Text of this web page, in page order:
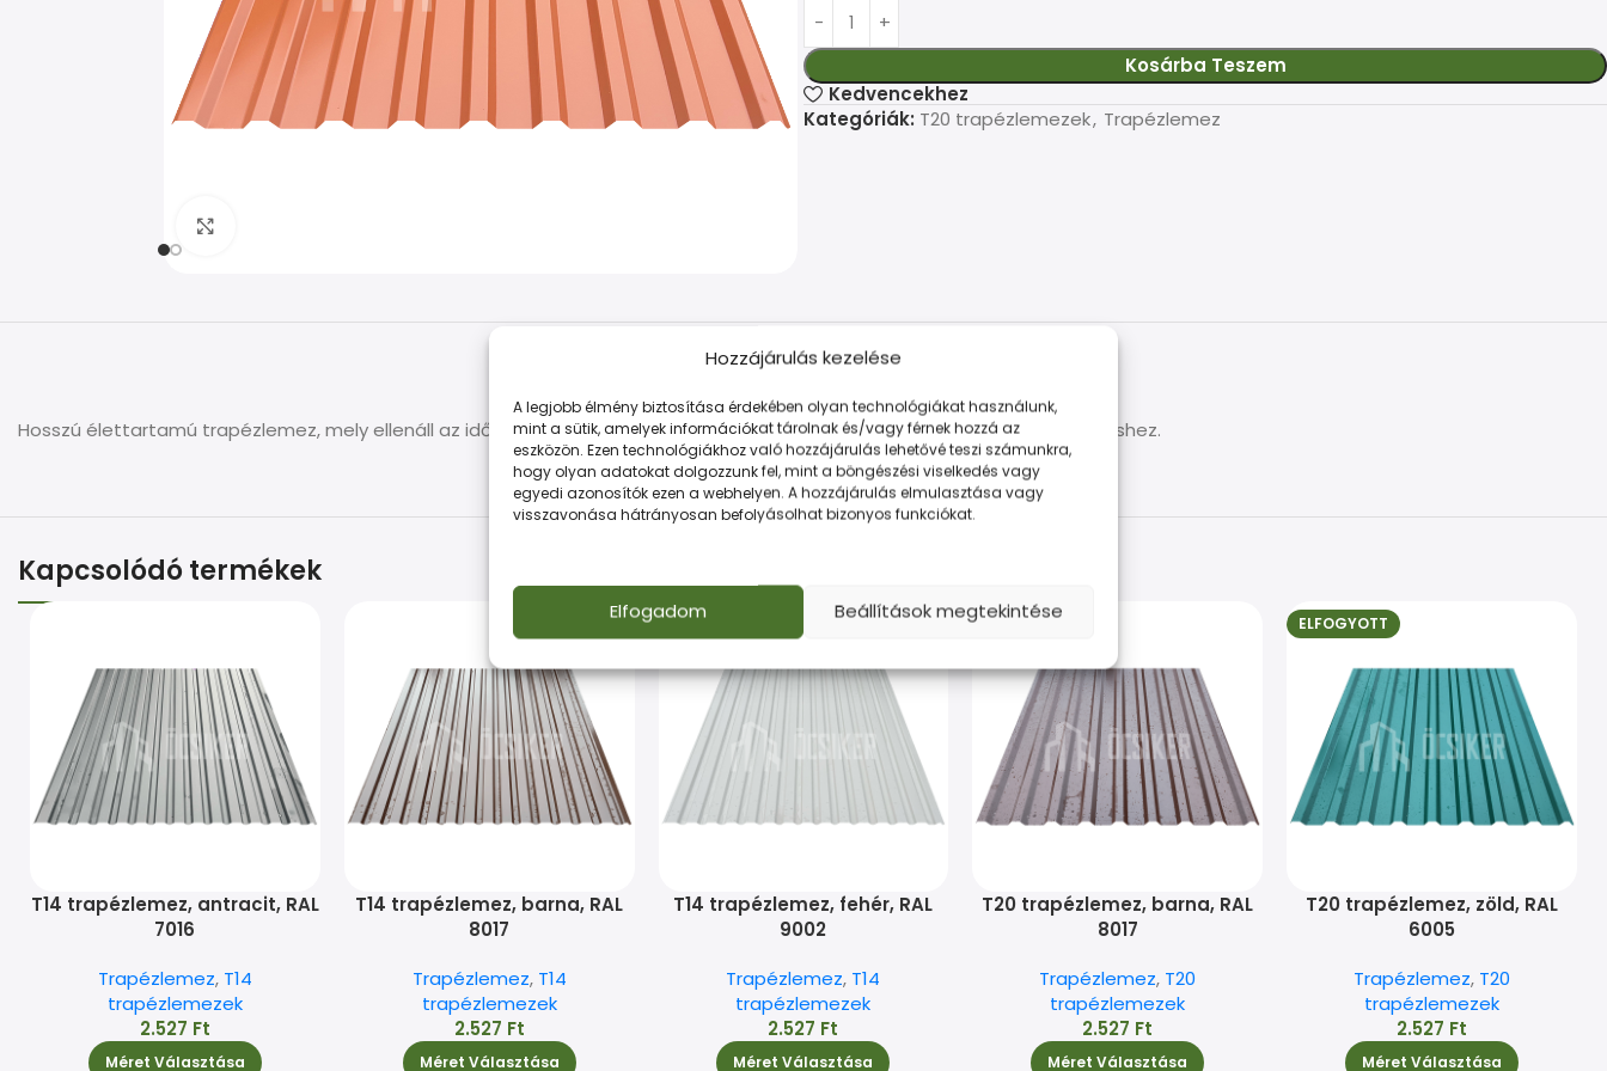
Hozzájárulás kezelése
A legjobb élmény biztosítása érdekében olyan technológiákat használunk,
mint a sütik, amelyek információkat tárolnak és/vagy férnek hozzá az
eszközön. Ezen technológiákhoz való hozzájárulás lehetővé teszi számunkra,
hogy olyan adatokat dolgozzunk fel, mint a böngészési viselkedés vagy
egyedi azonosítók ezen a webhelyen. A hozzájárulás elmulasztása vagy
visszavonása hátrányosan befolyásolhat bizonyos funkciókat.
Elfogadom Beállítások megtekintése
Kosárba Teszem
Kedvencekhez
Kategóriák: T20 trapézlemezek, Trapézlemez
TOVÁBBI INFORMÁCIÓKFIZETÉS ÉS SZÁLLÍTÁS
Hosszú élettartamú trapézlemez, mely ellenáll az időjárás viszontagságainak. Hatékony választás tető- és homlokzatfedéshez.
Kapcsolódó termékek
T14 trapézlemez, antracit, RAL
7016
Trapézlemez, T14
trapézlemezek
2.527 Ft
Méret Választása
T14 trapézlemez, barna, RAL
8017
Trapézlemez, T14
trapézlemezek
2.527 Ft
Méret Választása
ELFOGYOTT
T14 trapézlemez, fehér, RAL
9002
Trapézlemez, T14
trapézlemezek
2.527 Ft
Méret Választása
T20 trapézlemez, barna, RAL
8017
Trapézlemez, T20
trapézlemezek
2.527 Ft
Méret Választása
ELFOGYOTT
T20 trapézlemez, zöld, RAL
6005
Trapézlemez, T20
trapézlemezek
2.527 Ft
Méret Választása